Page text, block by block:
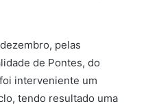
pelas
de Pontes, do
interveniente um
tendo resultado uma